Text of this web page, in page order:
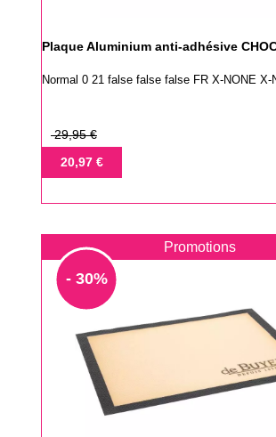
Plaque Aluminium anti-adhésive
Normal 0 21 false false false FR X-NONE X-
Prix
base
29,95 €
Prix20,97 €
Promotions
- 30%